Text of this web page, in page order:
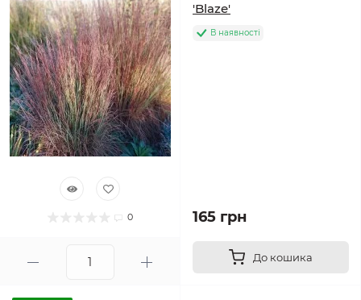
0
'Blaze'
В наявності
165 грн
До кошика